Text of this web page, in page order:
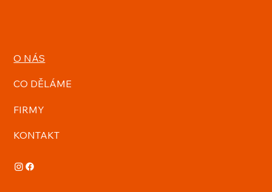
O NÁS
CO DĚLÁME
FIRMY
KONTAKT